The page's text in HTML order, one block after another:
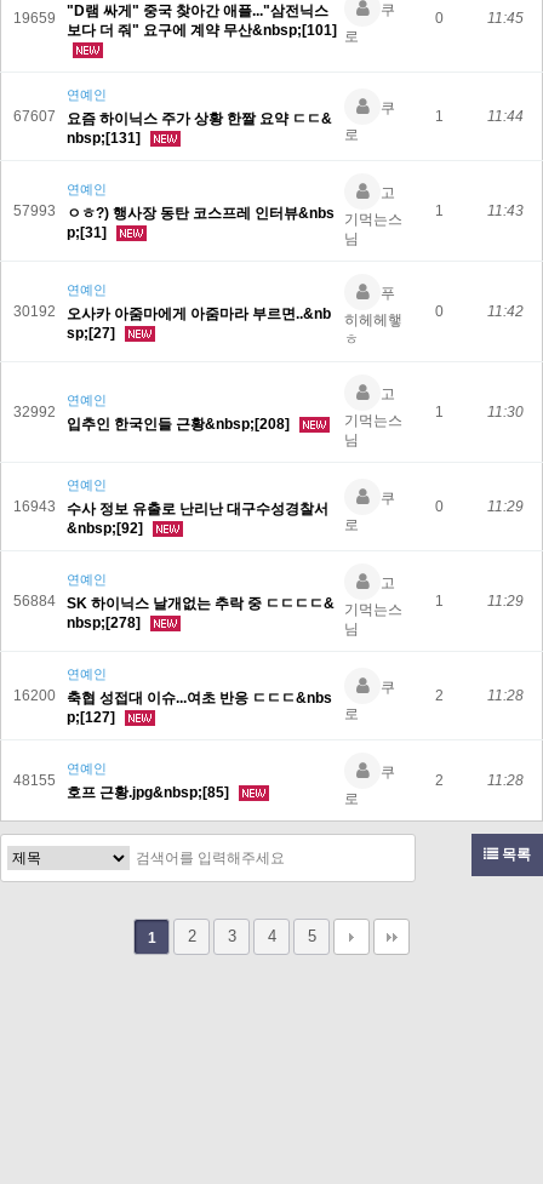
19659
"D램 싸게" 중국 찾아간 애플..."삼전닉스
보다 더 줘" 요구에 계약 무산&nbsp;[101]
쿠
로
0 11:45
67607
연예인
요즘 하이닉스 주가 상황 한짤 요약 ㄷㄷ&
nbsp;[131]
쿠
로
1 11:44
57993
연예인
ㅇㅎ?) 행사장 동탄 코스프레 인터뷰&nbs
p;[31]
고
기먹는스
님
1 11:43
30192
연예인
오사카 아줌마에게 아줌마라 부르면..&nb
sp;[27]
푸
히헤헤햏
ㅎ
0 11:42
32992
연예인
입추인 한국인들 근황&nbsp;[208]
고
기먹는스
님
1 11:30
16943
연예인
수사 정보 유출로 난리난 대구수성경찰서
&nbsp;[92]
쿠
로
0 11:29
56884
연예인
SK 하이닉스 날개없는 추락 중 ㄷㄷㄷㄷ&
nbsp;[278]
고
기먹는스
님
1 11:29
16200
연예인
축협 성접대 이슈...여초 반응 ㄷㄷㄷ&nbs
p;[127]
쿠
로
2 11:28
48155
연예인
호프 근황.jpg&nbsp;[85]
쿠
로
2 11:28
목록
1 2 3 4 5